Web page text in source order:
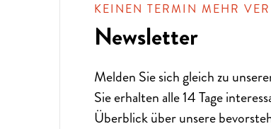
KEINEN TERMIN MEHR
Newsletter
Melden Sie sich gleich zu
Sie erhalten alle 14 Tage
Überblick über unsere